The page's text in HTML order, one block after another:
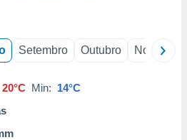
Setembro Outubro Novembro
20°C Min: 14°C